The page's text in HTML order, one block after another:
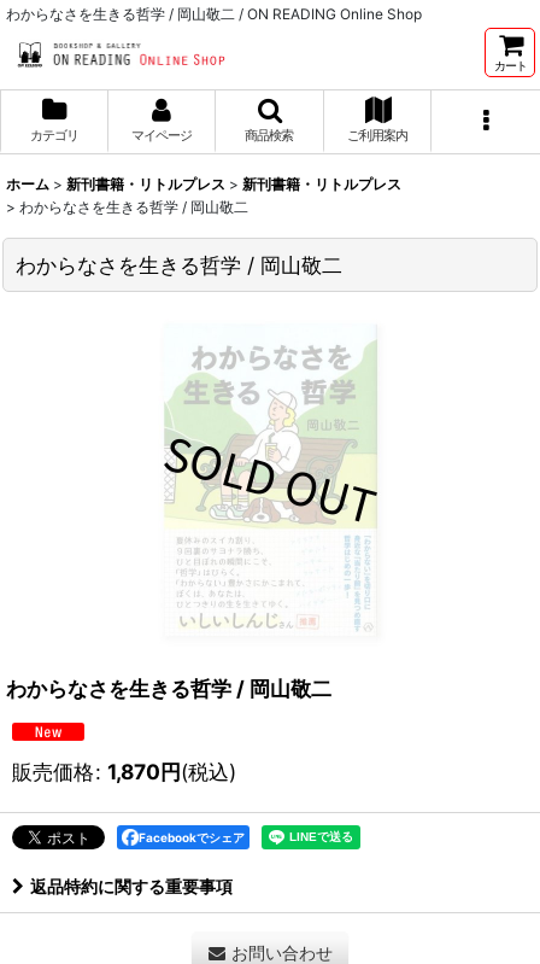
わからなさを生きる哲学 / 岡山敬二 / ON READING Online Shop
カート
カテゴリ マイページ 商品検索 ご利用案内
ホーム > 新刊書籍・リトルプレス > 新刊書籍・リトルプレス
> わからなさを生きる哲学 / 岡山敬二
わからなさを生きる哲学 / 岡山敬二
わからなさを生きる哲学 / 岡山敬二
販売価格: 1,870円(税込)
Facebookでシェア
返品特約に関する重要事項
お問い合わせ